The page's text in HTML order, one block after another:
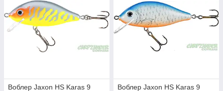
Воблер Jaxon HS Karas 9
Воблер Jaxon HS Karas 9